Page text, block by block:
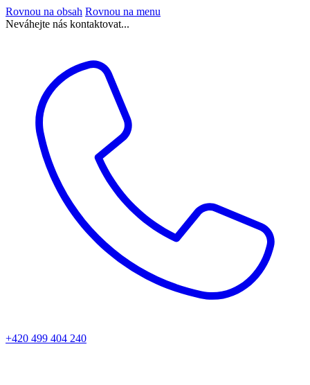
Rovnou na obsah Rovnou na menu
Neváhejte nás kontaktovat...
+420 499 404 240